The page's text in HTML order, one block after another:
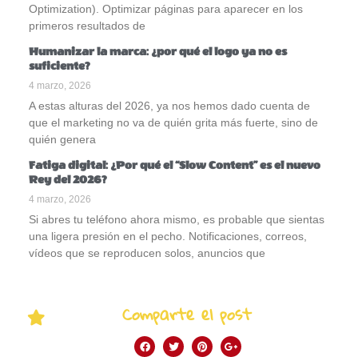
Optimization). Optimizar páginas para aparecer en los
primeros resultados de
Humanizar la marca: ¿por qué el logo ya no es
suficiente?
4 marzo, 2026
A estas alturas del 2026, ya nos hemos dado cuenta de
que el marketing no va de quién grita más fuerte, sino de
quién genera
Fatiga digital: ¿Por qué el “Slow Content” es el nuevo
Rey del 2026?
4 marzo, 2026
Si abres tu teléfono ahora mismo, es probable que sientas
una ligera presión en el pecho. Notificaciones, correos,
vídeos que se reproducen solos, anuncios que
Comparte el post